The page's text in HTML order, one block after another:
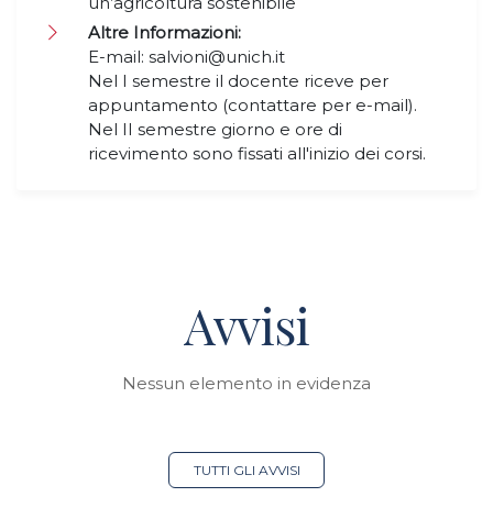
Altre Informazioni:
E-mail: salvioni@unich.it
Nel I semestre il docente riceve per
appuntamento (contattare per e-mail).
Nel II semestre giorno e ore di
ricevimento sono fissati all'inizio dei corsi.
Avvisi
Nessun elemento in evidenza
TUTTI GLI AVVISI